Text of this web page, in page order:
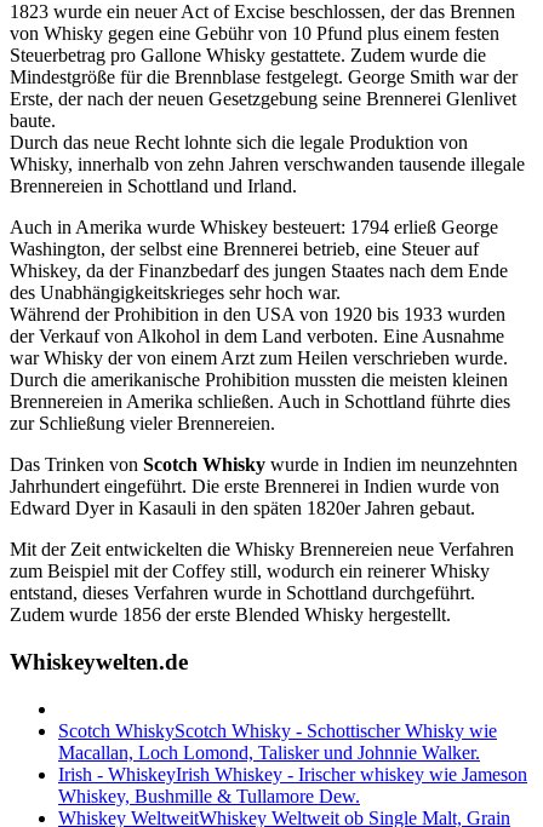
1823 wurde ein neuer Act of Excise beschlossen, der das Brennen
von Whisky gegen eine Gebühr von 10 Pfund plus einem festen
Steuerbetrag pro Gallone Whisky gestattete. Zudem wurde die
Mindestgröße für die Brennblase festgelegt. George Smith war der
Erste, der nach der neuen Gesetzgebung seine Brennerei Glenlivet
baute.
Durch das neue Recht lohnte sich die legale Produktion von
Whisky, innerhalb von zehn Jahren verschwanden tausende illegale
Brennereien in Schottland und Irland.
Auch in Amerika wurde Whiskey besteuert: 1794 erließ George
Washington, der selbst eine Brennerei betrieb, eine Steuer auf
Whiskey, da der Finanzbedarf des jungen Staates nach dem Ende
des Unabhängigkeitskrieges sehr hoch war.
Während der Prohibition in den USA von 1920 bis 1933 wurden
der Verkauf von Alkohol in dem Land verboten. Eine Ausnahme
war Whisky der von einem Arzt zum Heilen verschrieben wurde.
Durch die amerikanische Prohibition mussten die meisten kleinen
Brennereien in Amerika schließen. Auch in Schottland führte dies
zur Schließung vieler Brennereien.
Das Trinken von Scotch Whisky wurde in Indien im neunzehnten
Jahrhundert eingeführt. Die erste Brennerei in Indien wurde von
Edward Dyer in Kasauli in den späten 1820er Jahren gebaut.
Mit der Zeit entwickelten die Whisky Brennereien neue Verfahren
zum Beispiel mit der Coffey still, wodurch ein reinerer Whisky
entstand, dieses Verfahren wurde in Schottland durchgeführt.
Zudem wurde 1856 der erste Blended Whisky hergestellt.
Whiskeywelten.de
Scotch WhiskyScotch Whisky - Schottischer Whisky wie
Macallan, Loch Lomond, Talisker und Johnnie Walker.
Irish - WhiskeyIrish Whiskey - Irischer whiskey wie Jameson
Whiskey, Bushmille & Tullamore Dew.
Whiskey WeltweitWhiskey Weltweit ob Single Malt, Grain